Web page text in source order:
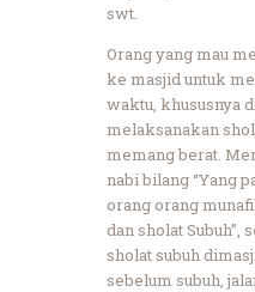
swt.
Orang yang mau
ke masjid untuk
waktu, khususnya
melaksanakan
memang berat.
nabi bilang “Yang
orang orang
dan sholat Subuh”,
sholat subuh
sebelum subuh,